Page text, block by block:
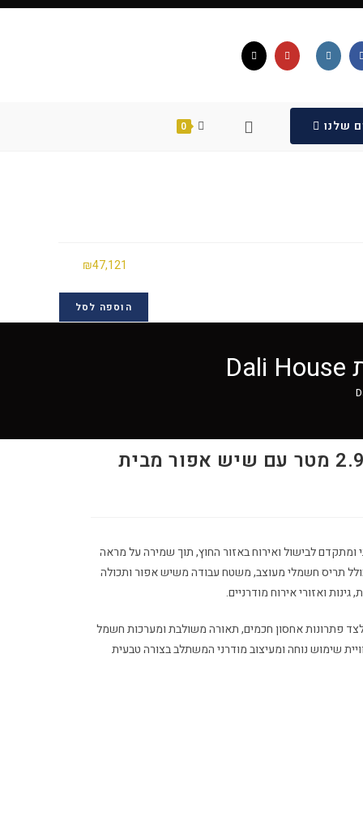
שלנו 0
₪47,121
הוספה לסל
מטבח חוץ עם תריס 2.9 מטר עם שיש אפור מבית
ומתקדם לבישול ואירוח באזור החוץ, תוך שמירה על מראה
תריס חשמלי מעוצב, משטח עבודה משיש אפור ותכולה
ואזורי אירוח מודרניים.
פתרונות אחסון חכמים, תאורה משולבת ומערכות חשמל
שימוש נוחה ומעיצוב מודרני המשתלב בצורה טבעית